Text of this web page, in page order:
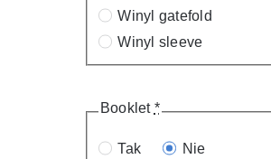
Winyl gatefold
Winyl sleeve
Booklet *
Tak Nie